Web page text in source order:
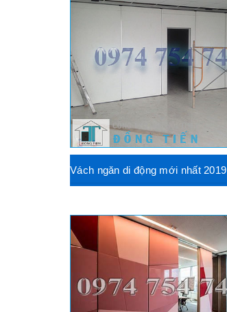
Vách ngăn di động mới nhất 2019